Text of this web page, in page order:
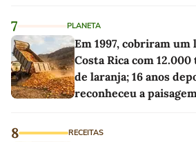
7 PLANETA
Em 1997, cobriram um
Costa Rica com 12.000
de laranja; 16 anos
reconheceu a
8 RECEITAS